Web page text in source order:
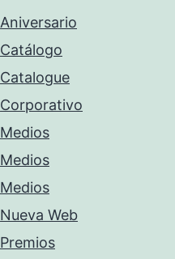
Aniversario
Catálogo
Catalogue
Corporativo
Medios
Medios
Medios
Nueva Web
Premios